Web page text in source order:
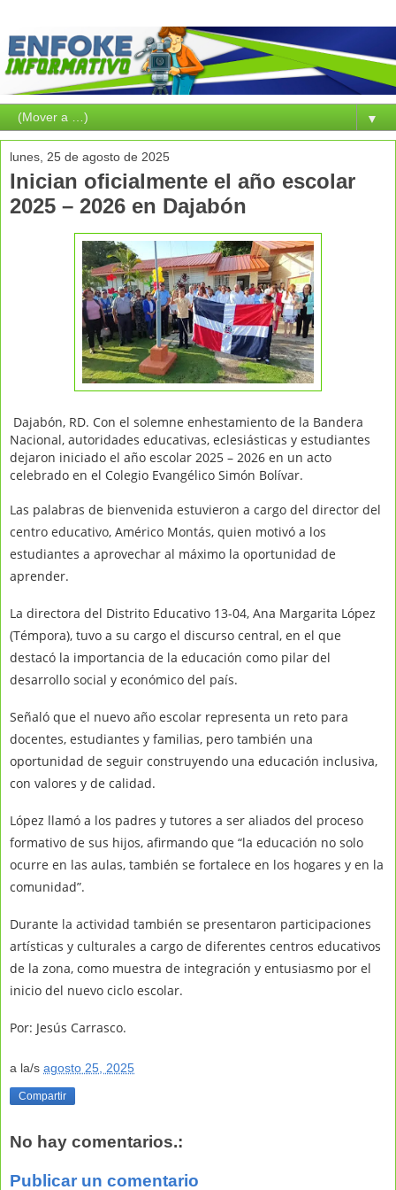
▼
lunes, 25 de agosto de 2025
Inician oficialmente el año escolar
2025 – 2026 en Dajabón
Dajabón, RD. Con el solemne enhestamiento de la Bandera
Nacional, autoridades educativas, eclesiásticas y estudiantes
dejaron iniciado el año escolar 2025 – 2026 en un acto
celebrado en el Colegio Evangélico Simón Bolívar.
Las palabras de bienvenida estuvieron a cargo del director del
centro educativo, Américo Montás, quien motivó a los
estudiantes a aprovechar al máximo la oportunidad de
aprender.
La directora del Distrito Educativo 13-04, Ana Margarita López
(Témpora), tuvo a su cargo el discurso central, en el que
destacó la importancia de la educación como pilar del
desarrollo social y económico del país.
Señaló que el nuevo año escolar representa un reto para
docentes, estudiantes y familias, pero también una
oportunidad de seguir construyendo una educación inclusiva,
con valores y de calidad.
López llamó a los padres y tutores a ser aliados del proceso
formativo de sus hijos, afirmando que “la educación no solo
ocurre en las aulas, también se fortalece en los hogares y en la
comunidad”.
Durante la actividad también se presentaron participaciones
artísticas y culturales a cargo de diferentes centros educativos
de la zona, como muestra de integración y entusiasmo por el
inicio del nuevo ciclo escolar.
Por: Jesús Carrasco.
a la/s agosto 25, 2025
Compartir
No hay comentarios.:
Publicar un comentario